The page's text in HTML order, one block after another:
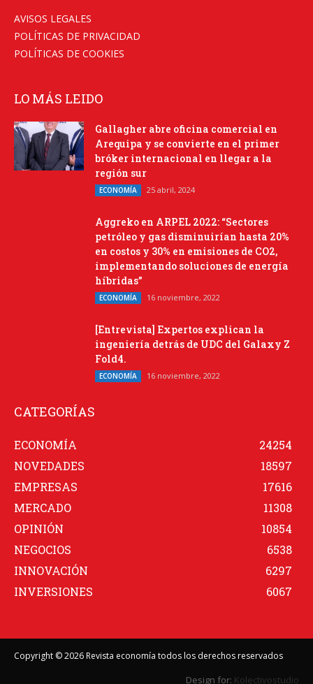
AVISOS LEGALES
POLÍTICAS DE PRIVACIDAD
POLÍTICAS DE COOKIES
LO MÁS LEIDO
Gallagher abre oficina comercial en
Arequipa y se convierte en el primer
bróker internacional en llegar a la
región sur
ECONOMÍA 25 abril, 2024
Aggreko en ARPEL 2022: “Sectores
petróleo y gas disminuirían hasta 20%
en costos y 30% en emisiones de CO2,
implementando soluciones de energía
híbridas”
ECONOMÍA 16 noviembre, 2022
[Entrevista] Expertos explican la
ingeniería detrás de UDC del Galaxy Z
Fold4.
ECONOMÍA 16 noviembre, 2022
CATEGORÍAS
ECONOMÍA
24254
NOVEDADES
18597
EMPRESAS
17616
MERCADO
11308
OPINIÓN
10854
NEGOCIOS
6538
INNOVACIÓN
6297
INVERSIONES
6067
Copyright © 2026 Revista economía todos los derechos reservados
Design for: Kolectivostudio